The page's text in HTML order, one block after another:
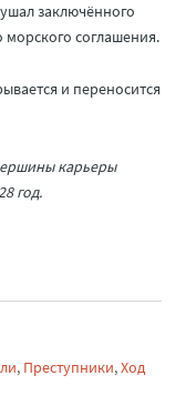
заключённого
морского соглашения.
и переносится
карьеры
год.
, Преступники,Ход